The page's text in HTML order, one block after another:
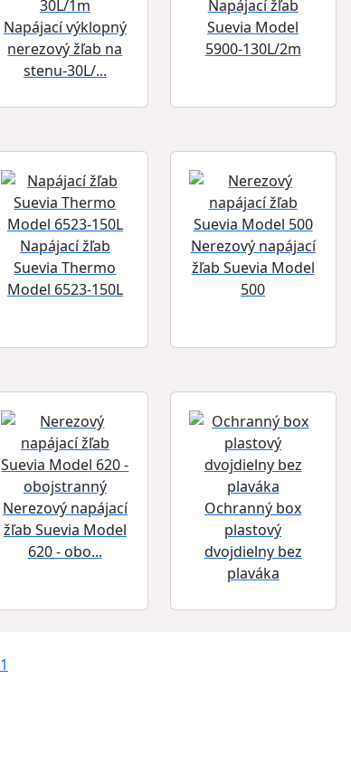
Napájací výklopný
nerezový žľab na
stenu-30L/...
Napájací žľab
Suevia Model
5900-130L/2m
Napájací žľab
Suevia Thermo
Model 6523-150L
Nerezový napájací
žľab Suevia Model
500
Nerezový napájací
žľab Suevia Model
620 - obo...
Ochranný box
plastový
dvojdielny bez
plaváka
1